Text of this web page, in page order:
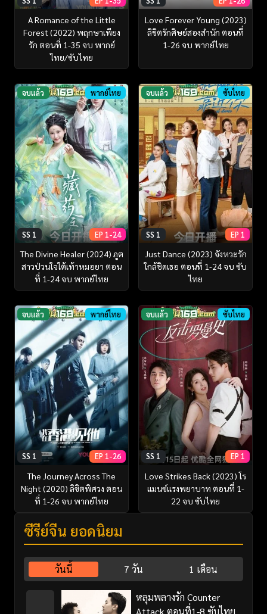
A Romance of the Little
Forest (2022) พฤกษาเพียง
รัก ตอนที่ 1-35 จบ พากย์
ไทย/ซับไทย
Love Forever Young (2023)
ลิขิตรักศิษย์สองสำนัก ตอนที่
1-26 จบ พากย์ไทย
จบแล้ว พากย์ไทย
SS 1 EP 1-24
The Divine Healer (2024) ภูต
สาวป่วนใจใต้เท้าหมอยา ตอน
ที่ 1-24 จบ พากย์ไทย
จบแล้ว ซับไทย
SS 1 EP 1
Just Dance (2023) จังหวะรัก
ใกล้ชิดเธอ ตอนที่ 1-24 จบ ซับ
ไทย
จบแล้ว พากย์ไทย
SS 1 EP 1-26
The Journey Across The
Night (2020) ลิขิตพิศวง ตอน
ที่ 1-26 จบ พากย์ไทย
จบแล้ว ซับไทย
SS 1 EP 1
Love Strikes Back (2023) โร
แมนซ์แรงพยาบาท ตอนที่ 1-
22 จบ ซับไทย
ซีรี่ย์จีน ยอดนิยม
วันนี้ 7 วัน 1 เดือน
หลุมพลางรัก Counter
Attack ตอนที่1-8 ซับไทย